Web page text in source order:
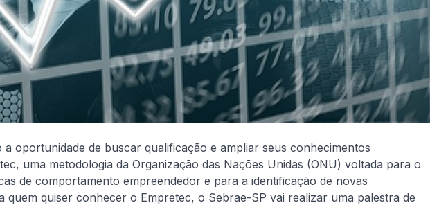
a oportunidade de buscar qualificação e ampliar seus conhecimentos
uma metodologia da Organização das Nações Unidas (ONU) voltada para o
de comportamento empreendedor e para a identificação de novas
quem quiser conhecer o Empretec, o Sebrae-SP vai realizar uma palestra de